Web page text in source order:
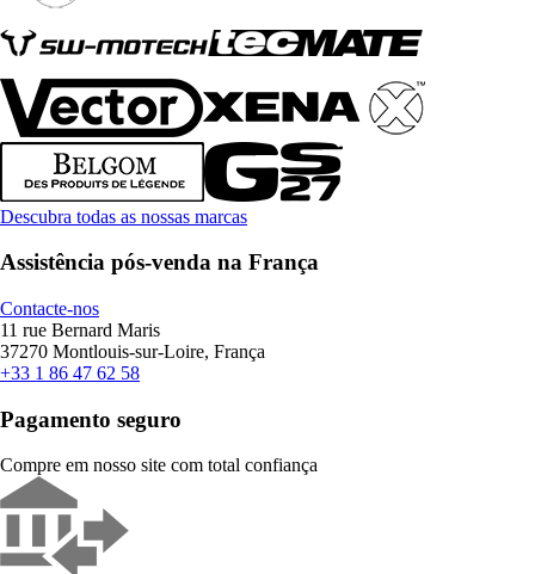
Descubra todas as nossas marcas
Assistência pós-venda na França
Contacte-nos
11 rue Bernard Maris
37270 Montlouis-sur-Loire, França
+33 1 86 47 62 58
Pagamento seguro
Compre em nosso site com total confiança